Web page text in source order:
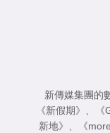
新傳媒集團的
《新假期》 、 《
新地》 、 《more